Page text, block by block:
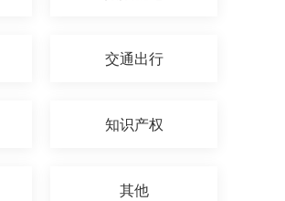
交通出行
知识产权
其他